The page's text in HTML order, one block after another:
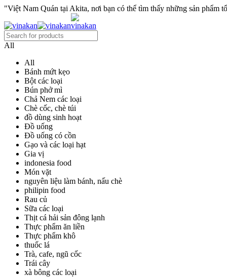
"Việt Nam Quán tại Akita, nơi bạn có thể tìm thấy những sản phẩm
All
All
Bánh mứt kẹo
Bột các loại
Bún phở mì
Chả Nem các loại
Chè cốc, chè túi
đồ dùng sinh hoạt
Đồ uống
Đồ uống có cồn
Gạo và các loại hạt
Gia vị
indonesia food
Món vặt
nguyên liệu làm bánh, nấu chè
philipin food
Rau củ
Sữa các loại
Thịt cá hải sản đông lạnh
Thực phẩm ăn liền
Thực phẩm khô
thuốc lá
Trà, cafe, ngũ cốc
Trái cây
xà bông các loại